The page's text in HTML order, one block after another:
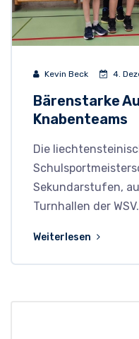
Kevin Beck 4.
Bärenstarke
Knabenteams
Die
Sekundarstufen,
Turnhallen der
Weiterlesen